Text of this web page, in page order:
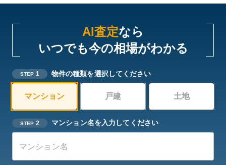
AI査定なら
いつでも今の相場がわかる
STEP 1 物件の種類を選択してください
マンション 戸建 土地
STEP 2 マンション名を入力してください